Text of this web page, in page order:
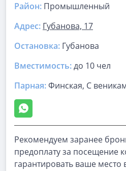
Район: Промышленный
Адрес: Губанова, 17
Остановка: Губанова
Вместимость:до 10 чел
Парная:Финская, С
Рекомендуем заранее
предоплату за посещение
гарантировать ваше